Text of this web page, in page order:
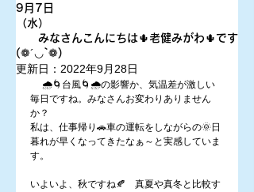
9月7日
（水）
みなさんこんにちは🌵老健みがわ🌵です
(❁´◡`❁)
更新日： 2022年9月28日
毎日ですね。みなさんお変わりありません
か？
私は、仕事帰り🚗車の運転をしながらの🌞日
暮れが早くなってきたなぁ～と実感していま
す。
いよいよ、秋ですね🍂　真夏や真冬と比較す